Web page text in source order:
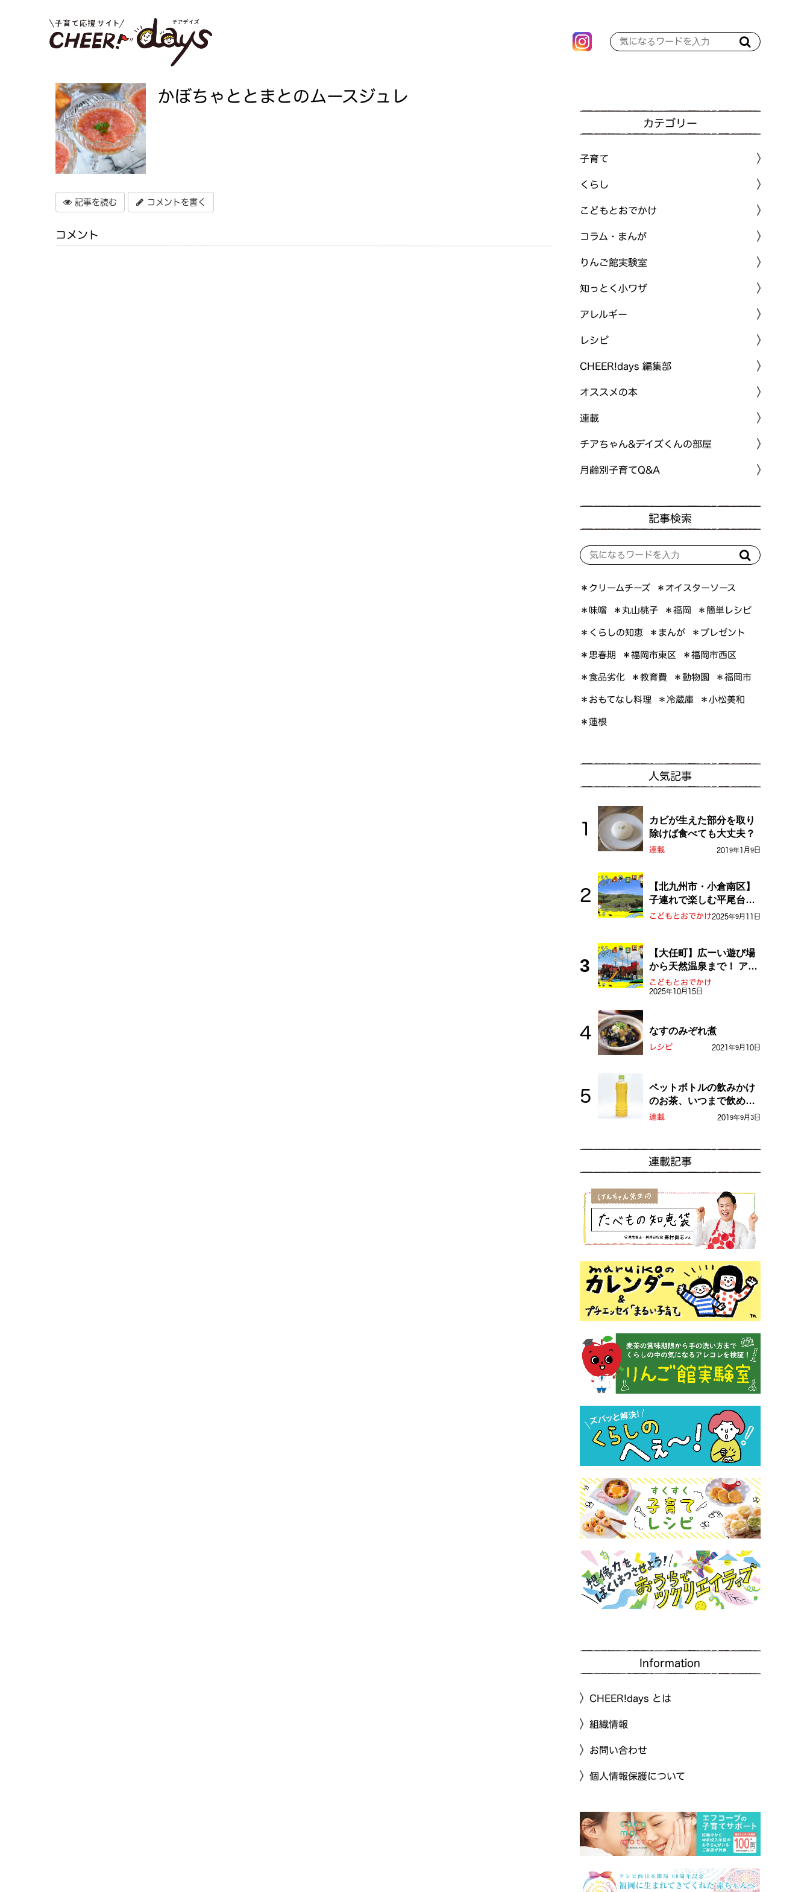
かぼちゃととまとのムースジュレ
記事を読む コメントを書く
コメント
カテゴリー
子育て
くらし
こどもとおでかけ
コラム・まんが
りんご館実験室
知っとく小ワザ
アレルギー
レシピ
CHEER!days 編集部
オススメの本
連載
チアちゃん&デイズくんの部屋
月齢別子育てQ&A
記事検索
＊クリームチーズ ＊オイスターソース
＊味噌 ＊丸山桃子 ＊福岡 ＊簡単レシピ
＊くらしの知恵 ＊まんが ＊プレゼント
＊思春期 ＊福岡市東区 ＊福岡市西区
＊食品劣化 ＊教育費 ＊動物園 ＊福岡市
＊おもてなし料理 ＊冷蔵庫 ＊小松美和
＊蓮根
人気記事
カビが生えた部分を取り
除けば食べても大丈夫？
連載 2019年1月9日
【北九州市・小倉南区】
子連れで楽しむ平尾台！
ふしぎな草原や千仏鍾乳
こどもとおでかけ2025年9月11日
【大任町】広ーい遊び場
から天然温泉まで！ アミ
ューズメントな道の駅・
おおとう桜街道
こどもとおでかけ
2025年10月15日
なすのみぞれ煮
レシピ 2021年9月10日
ペットボトルの飲みかけ
のお茶、いつまで飲め
る？
連載 2019年9月3日
連載記事
Information
CHEER!days とは
組織情報
お問い合わせ
個人情報保護について